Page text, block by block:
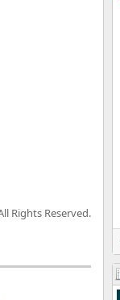
Rights Reserved.